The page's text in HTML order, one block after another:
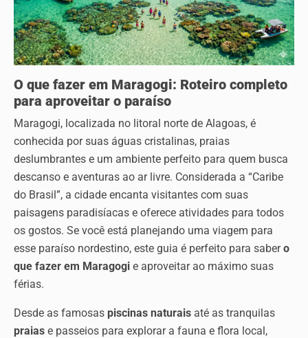
O que fazer em Maragogi: Roteiro completo
para aproveitar o paraíso
Maragogi, localizada no litoral norte de Alagoas, é
conhecida por suas águas cristalinas, praias
deslumbrantes e um ambiente perfeito para quem busca
descanso e aventuras ao ar livre. Considerada a “Caribe
do Brasil”, a cidade encanta visitantes com suas
paisagens paradisíacas e oferece atividades para todos
os gostos. Se você está planejando uma viagem para
esse paraíso nordestino, este guia é perfeito para sabero
que fazer em Maragogi e aproveitar ao máximo suas
férias.
Desde as famosas piscinas naturais até as tranquilas
praias e passeios para explorar a fauna e flora local,